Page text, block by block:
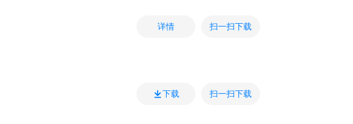
详情 扫一扫下载
下载 扫一扫下载